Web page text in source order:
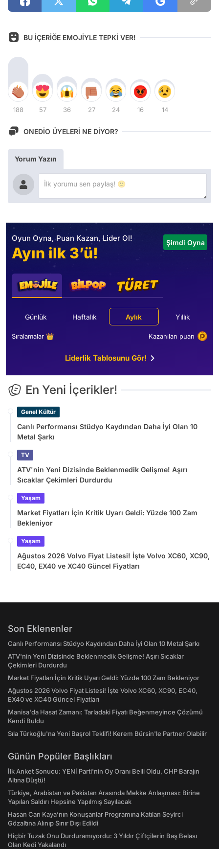
BU İÇERİĞE EMOJİYLE TEPKİ VER!
188 57 36 27 24 16 14
ONEDİO ÜYELERİ NE DİYOR?
Yorum Yazın
Oyun Oyna, Puan Kazan, Lider Ol!
Ayın ilk 3’ü!
Şimdi Oyna
Günlük Haftalık Aylık Yıllık
Sıralamalar 👑 Kazanılan puan
Liderlik Tablosunu Gör!
En Yeni İçerikler!
Genel Kültür
Canlı Performansı Stüdyo Kaydından Daha İyi Olan 10
Metal Şarkı
TV
ATV'nin Yeni Dizisinde Beklenmedik Gelişme! Aşırı
Sıcaklar Çekimleri Durdurdu
Yaşam
Market Fiyatları İçin Kritik Uyarı Geldi: Yüzde 100 Zam
Bekleniyor
Yaşam
Ağustos 2026 Volvo Fiyat Listesi! İşte Volvo XC60, XC90,
EC40, EX40 ve XC40 Güncel Fiyatları
Son Eklenenler
Canlı Performansı Stüdyo Kaydından Daha İyi Olan 10 Metal Şarkı
ATV'nin Yeni Dizisinde Beklenmedik Gelişme! Aşırı Sıcaklar
Çekimleri Durdurdu
Market Fiyatları İçin Kritik Uyarı Geldi: Yüzde 100 Zam Bekleniyor
Ağustos 2026 Volvo Fiyat Listesi! İşte Volvo XC60, XC90, EC40,
EX40 ve XC40 Güncel Fiyatları
Manisa'da Hasat Zamanı: Tarladaki Fiyatı Beğenmeyince Çözümü
Kendi Buldu
Sıla Türkoğlu'na Yeni Başrol Teklifi! Kerem Bürsin'le Partner Olabilir
Günün Popüler Başlıkları
İlk Anket Sonucu: YENİ Parti'nin Oy Oranı Belli Oldu, CHP Barajın
Altına Düştü!
Türkiye, Arabistan ve Pakistan Arasında Mekke Anlaşması: Birine
Yapılan Saldırı Hepsine Yapılmış Sayılacak
Hasan Can Kaya’nın Konuşanlar Programına Katılan Seyirci
Gözaltına Alınıp Sınır Dışı Edildi
Hiçbir Tuzak Onu Durduramıyordu: 3 Yıldır Çiftçilerin Baş Belası
Olan Kedi Yakalandı